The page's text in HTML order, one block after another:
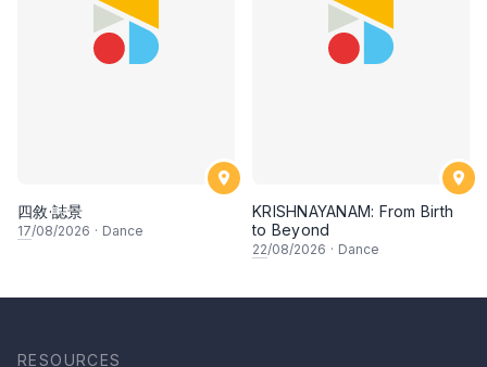
四敘·誌景
17/08/2026 · Dance
KRISHNAYANAM: From Birth
to Beyond
22/08/2026 · Dance
RESOURCES